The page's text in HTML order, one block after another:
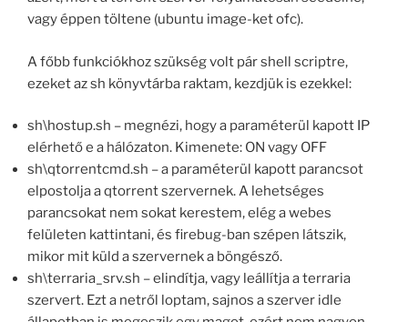
vagy éppen töltene (ubuntu image-ket ofc).
A főbb funkciókhoz szükség volt pár shell scriptre,
ezeket az sh könyvtárba raktam, kezdjük is ezekkel:
sh\hostup.sh – megnézi, hogy a paraméterül kapott IP
elérhető e a hálózaton. Kimenete: ON vagy OFF
sh\qtorrentcmd.sh – a paraméterül kapott parancsot
elpostolja a qtorrent szervernek. A lehetséges
parancsokat nem sokat kerestem, elég a webes
felületen kattintani, és firebug-ban szépen látszik,
mikor mit küld a szervernek a böngésző.
sh\terraria_srv.sh – elindítja, vagy leállítja a terraria
szervert. Ezt a netről loptam, sajnos a szerver idle